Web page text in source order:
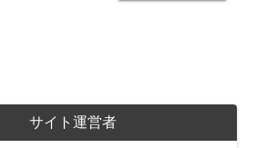
サイト運営者